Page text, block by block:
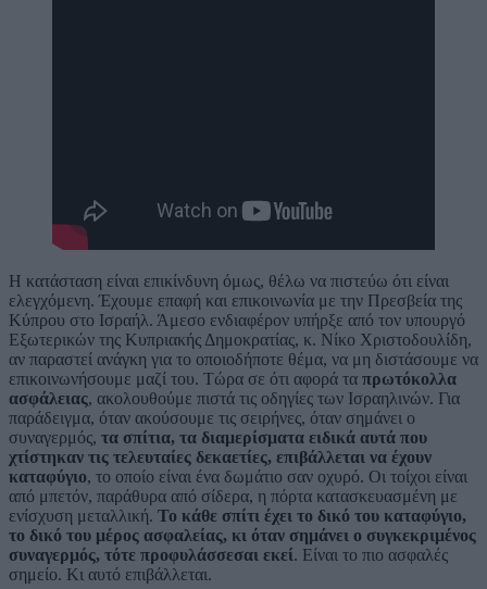
Η κατάσταση είναι επικίνδυνη όμως, θέλω να πιστεύω ότι είναι
ελεγχόμενη. Έχουμε επαφή και επικοινωνία με την Πρεσβεία της
Κύπρου στο Ισραήλ. Άμεσο ενδιαφέρον υπήρξε από τον υπουργό
Εξωτερικών της Κυπριακής Δημοκρατίας, κ. Νίκο Χριστοδουλίδη,
αν παραστεί ανάγκη για το οποιοδήποτε θέμα, να μη διστάσουμε να
επικοινωνήσουμε μαζί του. Τώρα σε ότι αφορά τα πρωτόκολλα
ασφάλειας, ακολουθούμε πιστά τις οδηγίες των Ισραηλινών. Για
παράδειγμα, όταν ακούσουμε τις σειρήνες, όταν σημάνει ο
συναγερμός, τα σπίτια, τα διαμερίσματα ειδικά αυτά που
χτίστηκαν τις τελευταίες δεκαετίες, επιβάλλεται να έχουν
καταφύγιο, το οποίο είναι ένα δωμάτιο σαν οχυρό. Οι τοίχοι είναι
από μπετόν, παράθυρα από σίδερα, η πόρτα κατασκευασμένη με
ενίσχυση μεταλλική. Το κάθε σπίτι έχει το δικό του καταφύγιο,
το δικό του μέρος ασφαλείας, κι όταν σημάνει ο συγκεκριμένος
συναγερμός, τότε προφυλάσσεσαι εκεί. Είναι το πιο ασφαλές
σημείο. Κι αυτό επιβάλλεται.